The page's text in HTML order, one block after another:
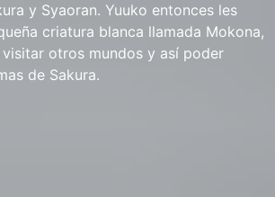
y Syaoran. Yuuko entonces les
criatura blanca llamada Mokona,
otros mundos y así poder
de Sakura.